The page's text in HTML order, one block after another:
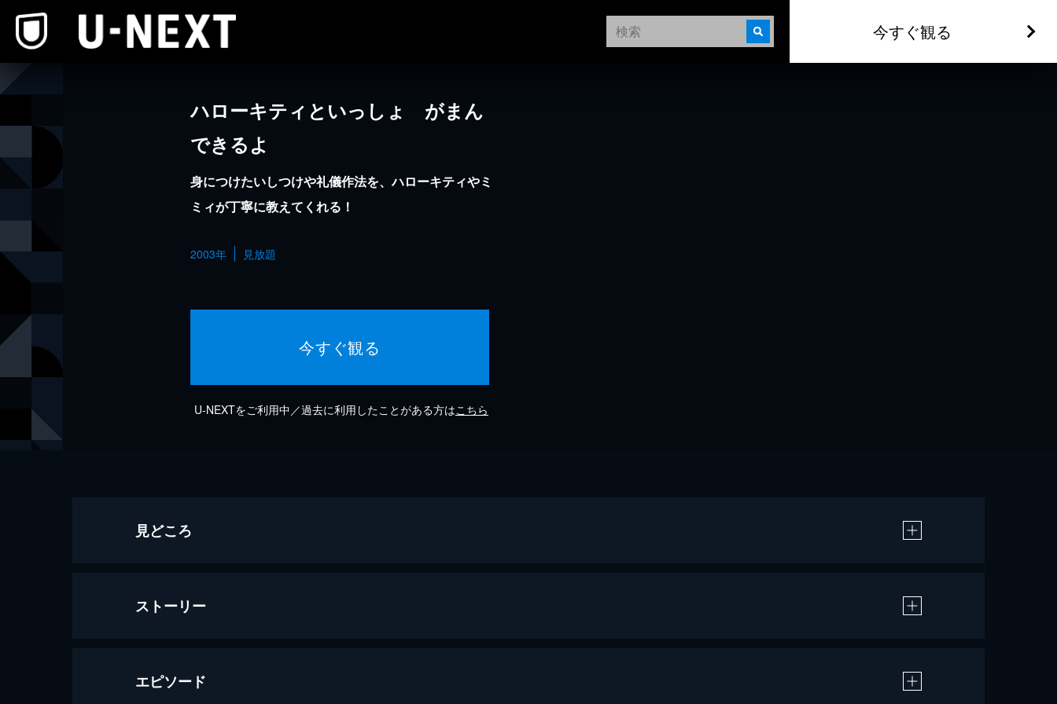
今すぐ観る
ハローキティといっしょ がまん
できるよ
身につけたいしつけや礼儀作法を、ハローキティやミ
ミィが丁寧に教えてくれる！
2003年 見放題
今すぐ観る
U-NEXTをご利用中／過去に利用したことがある方はこちら
見どころ
ストーリー
エピソード